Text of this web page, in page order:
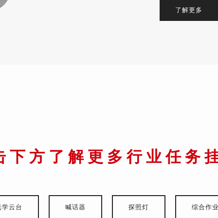
了解更多
下方了解更多行业任务
学云台 喊话器 探照灯 综合作